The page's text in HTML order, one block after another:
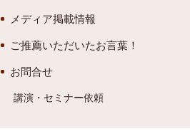
メディア掲載情報
ご推薦いただいたお言葉！
お問合せ
講演・セミナー依頼